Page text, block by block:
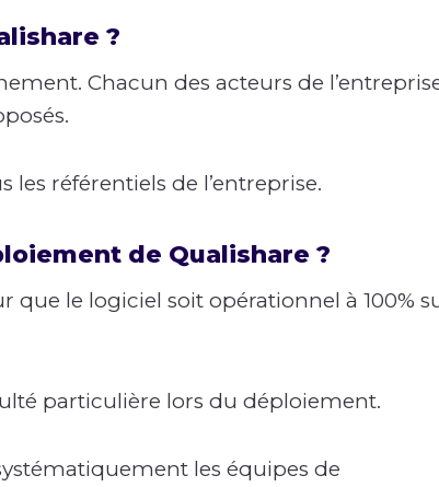
?
Chacun des acteurs de
référentiels de l’entreprise.
de Qualishare ?
que le logiciel soit opérationnel à 100%
particulière lors du déploiement.
les équipes de